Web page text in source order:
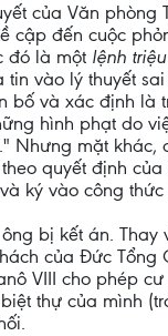
của Văn
đến cuộc
đó là một lệnh triệu
vào lý thuyết
và xác định là
hình phạt do
mặt
quyết định
ký vào công thức
bị kết án. Thay
của Đức
VIII cho phép
thự của mình